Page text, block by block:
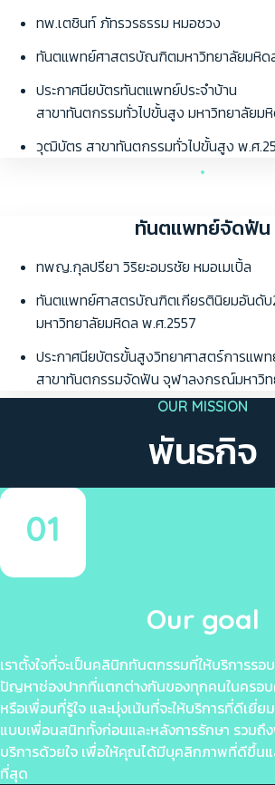
ทพ.เตชินท์ ภัทรวรธรรม หมอชวง
ทันตแพทย์ศาสตรบัณฑิตมหาวิทยาลัยมหิด
ประกาศนียบัตรทันตแพทย์ประจำบ้าน
สาขาทันตกรรมทั่วไปขั้นสูง มหาวิทยาลัยม
วุฒิบัตร สาขาทันตกรรมทั่วไปขั้นสูง พ.ศ
ทันตแพทย์จัดฟัน
ทพญ.กุลปรียา วิริยะอมรชัย หมอเมเปิ้ล
ทันตแพทย์ศาสตรบัณฑิตเกียรตินิยมอันดับ
มหาวิทยาลัยมหิดล พ.ศ.2557
ประกาศนียบัตรขั้นสูงวิทยาศาสตร์การแพ
สาขาทันตกรรมจัดฟัน จุฬาลงกรณ์มหาวิท
OUR MISSION
พันธกิจ
01
Our goal
เราตั้งใจที่จะเป็นคลินิกทันตกรรมที่ให้บริการรอ
ปัญหาช่องปากที่แตกต่างกันของทุกคนในครอบ
หรือเพื่อนที่รู้ใจ และมุ่งเน้นที่จะให้บริการที่ดีเยี่
แบบเพื่อนสนิททั้งก่อนและหลังการรักษา รวมถึ
บริการด้วยใจ เพื่อให้คุณได้มีบุคลิกภาพที่ดีขึ้น
ที่สุด